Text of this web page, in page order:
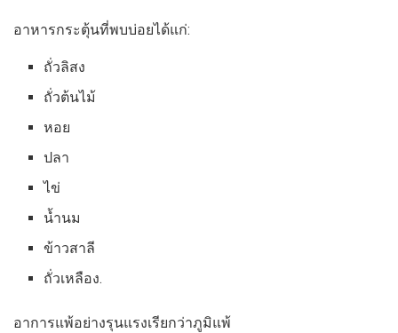
อาหารกระตุ้นที่พบบ่อยได้แก่:
ถั่วลิสง
ถั่วต้นไม้
หอย
ปลา
ไข่
น้ำนม
ข้าวสาลี
ถั่วเหลือง.
อาการแพ้อย่างรุนแรงเรียกว่าภูมิแพ้